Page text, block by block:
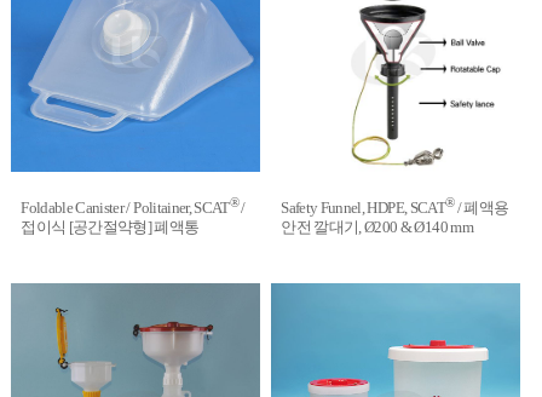
Foldable Canister / Politainer, SCAT®/
접이식 [공간절약형] 폐액통
Safety Funnel, HDPE, SCAT®/ 폐액용
안전 깔대기, Ø200 & Ø140 mm